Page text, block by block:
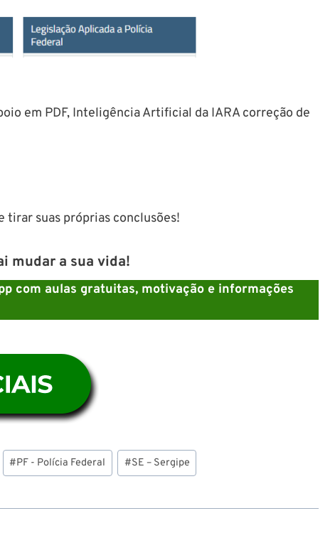
em PDF, Inteligência Artificial da IARA correção de
tirar suas próprias conclusões!
mudar a sua vida!
com aulas gratuitas, motivação e informações
#PF - Polícia Federal #SE – Sergipe